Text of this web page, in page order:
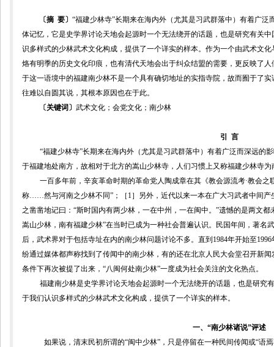
〔摘 要〕 “福建少林寺”长期来在海内外（尤其是习武群落中）有着广
体记忆，它是史学界讨论天地会起源时一个无法绕开的话题，也是研究有关
识多样式的少林武术文化构成，提供了一个详实的样本。作为一个由武术文
烙有明季的历史文化印痕，也有清代天地会出于纠众结盟的需要，更反映了
于这一语境中的福建南少林不是一个具有确切地址的实指寺院，故而囿于了实
往难以自圆其说，其根本原因也在于此。
〔关键词〕 武术文化；会党文化；南少林
引
言
“福建少林寺”长期来在海内外（尤其是习武群落中）有着广泛而深远的
于福建地处南方，故相对于北方的嵩山少林寺，人们习惯上又称福建少林寺为
一百多年前，辛亥革命时期的革命党人陶成章在其《教会源流考·教会
称……然与河南之少林不同”；［ 1］另外，近代以来一本在广大习武者中间
之凿凿地记曰：“斯时国内有两少林，一在中州，一在闽中。”遗憾的是两文
嵩山少林，南有福建少林”在当时已成为一种社会普遍认识。民国年间，著名
后，武术界对于包括寺址在内的南少林问题讨论不多。直到 1984年开始至1996
纷通过媒体都声称找到了传闻中的南少林，有的还在北京人民大会堂召开新
条件下再次被提了出来，“八闽何处南少林”一度成为社会关注的文化热点。
福建南少林是史学界讨论天地会起源时一个无法绕开的话题，也是研究
于我们认识多样式的少林武术文化构成，提供了一个详实的样本。
一、“南少林诸说”评述
如果说，清末民初所谓的“闽中少林”，只是停留在一种民间传闻或“语